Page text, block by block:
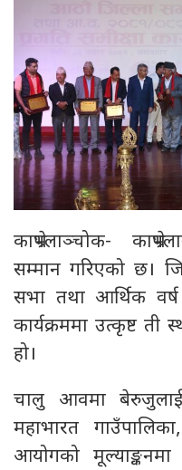
काभ्रेपलाञ्चोक-
सम्मान गरिएको छ।
सभा तथा आर्थिक वर्ष
कार्यक्रममा उत्कृष्ट ती
हो।
चालु आवमा
महाभारत
आयोगको